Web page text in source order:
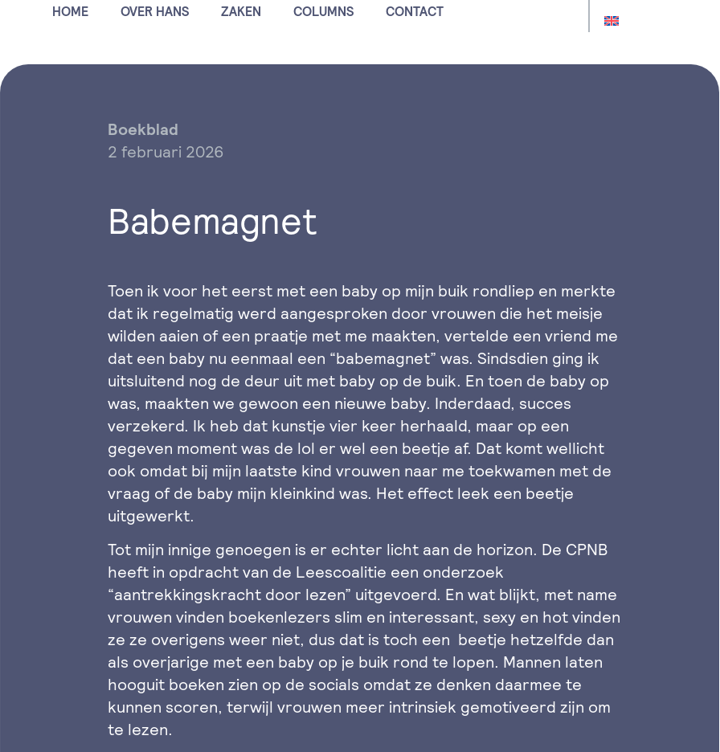
HOME OVER HANS ZAKEN COLUMNS CONTACT
Boekblad
2 februari 2026
Babemagnet
Toen ik voor het eerst met een baby op mijn buik rondliep en merkte
dat ik regelmatig werd aangesproken door vrouwen die het meisje
wilden aaien of een praatje met me maakten, vertelde een vriend me
dat een baby nu eenmaal een “babemagnet” was. Sindsdien ging ik
uitsluitend nog de deur uit met baby op de buik. En toen de baby op
was, maakten we gewoon een nieuwe baby. Inderdaad, succes
verzekerd. Ik heb dat kunstje vier keer herhaald, maar op een
gegeven moment was de lol er wel een beetje af. Dat komt wellicht
ook omdat bij mijn laatste kind vrouwen naar me toekwamen met de
vraag of de baby mijn kleinkind was. Het effect leek een beetje
uitgewerkt.
Tot mijn innige genoegen is er echter licht aan de horizon. De CPNB
heeft in opdracht van de Leescoalitie een onderzoek
“aantrekkingskracht door lezen” uitgevoerd. En wat blijkt, met name
vrouwen vinden boekenlezers slim en interessant, sexy en hot vinden
ze ze overigens weer niet, dus dat is toch een beetje hetzelfde dan
als overjarige met een baby op je buik rond te lopen. Mannen laten
hooguit boeken zien op de socials omdat ze denken daarmee te
kunnen scoren, terwijl vrouwen meer intrinsiek gemotiveerd zijn om
te lezen.